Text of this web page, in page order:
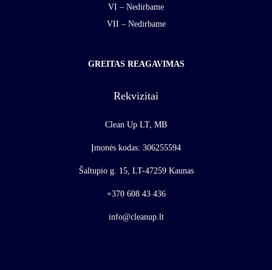
VI – Nedirbame
VII – Nedirbame
GREITAS REAGAVIMAS
Rekvizitai
Clean Up LT, MB
Įmonės kodas: 306255594
Šaltupio g. 15, LT-47259 Kaunas
+370 608 43 436
info@cleanup.lt